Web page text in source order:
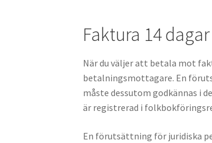
Faktura 14 dagar
När du väljer att betala mot
betalningsmottagare. En
måste dessutom godkännas i
är registrerad i
En förutsättning för juridiska